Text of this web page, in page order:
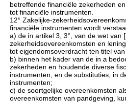
betreffende financiële zekerheden
tot financiële instrumenten.
12° Zakelijke-
financiële instrumenten wordt
a) de in artikel 3, 3°, van de wet
zekerheidsovereenkomsten en
tot eigendomsoverdracht ten titel
b) binnen het kader van de in a
zekerheden en houdende diverse
instrumenten, en de substituties, in
instrumenten;
c) de soortgelijke overeenkomsten
overeenkomsten van pandgeving,